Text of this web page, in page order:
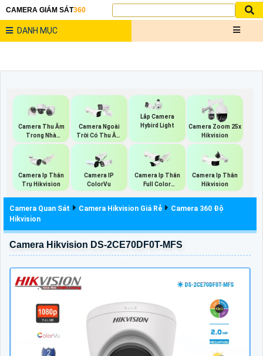
CAMERA GIÁM SÁT360
DANH MỤC
Camera Thu Âm
Trong Nhà
Hikvision
Camera Ngoài
Trời Có Thu Âm
Hik
Lắp Camera
Hybird Light
Camera Zoom 25x
Hikvision
Camera Ip Thân
Trụ Hikvision
Camera IP
ColorVu
Camera Ip Thân
Full Color
Hikvision
Camera Ip Thân
Hikvision
Camera Quan Sát Camera Hikvision Giá Rẻ
Camera 360 Độ
Hikvision
Camera Hikvision DS-2CE70DF0T-MFS